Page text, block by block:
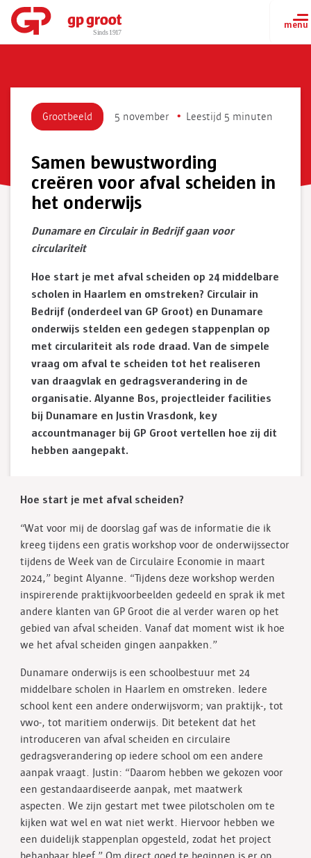
Grootbeeld 5 november Leestijd 5 minuten
Samen bewustwording
creëren voor afval scheiden in
het onderwijs
Dunamare en Circulair in Bedrijf gaan voor
circulariteit
Hoe start je met afval scheiden op 24 middelbare
scholen in Haarlem en omstreken? Circulair in
Bedrijf (onderdeel van GP Groot) en Dunamare
onderwijs stelden een gedegen stappenplan op
met circulariteit als rode draad. Van de simpele
vraag om afval te scheiden tot het realiseren
van draagvlak en gedragsverandering in de
organisatie. Alyanne Bos, projectleider facilities
bij Dunamare en Justin Vrasdonk, key
accountmanager bij GP Groot vertellen hoe zij dit
hebben aangepakt.
Hoe start je met afval scheiden?
“Wat voor mij de doorslag gaf was de informatie die ik
kreeg tijdens een gratis workshop voor de onderwijssector
tijdens de Week van de Circulaire Economie in maart
2024,” begint Alyanne. “Tijdens deze workshop werden
inspirerende praktijkvoorbeelden gedeeld en sprak ik met
andere klanten van GP Groot die al verder waren op het
gebied van afval scheiden. Vanaf dat moment wist ik hoe
we het afval scheiden gingen aanpakken.”
Dunamare onderwijs is een schoolbestuur met 24
middelbare scholen in Haarlem en omstreken. Iedere
school kent een andere onderwijsvorm; van praktijk-, tot
vwo-, tot maritiem onderwijs. Dit betekent dat het
introduceren van afval scheiden en circulaire
gedragsverandering op iedere school om een andere
aanpak vraagt. Justin: “Daarom hebben we gekozen voor
een gestandaardiseerde aanpak, met maatwerk
aspecten. We zijn gestart met twee pilotscholen om te
kijken wat wel en wat niet werkt. Hiervoor hebben we
een duidelijk stappenplan opgesteld, zodat het project